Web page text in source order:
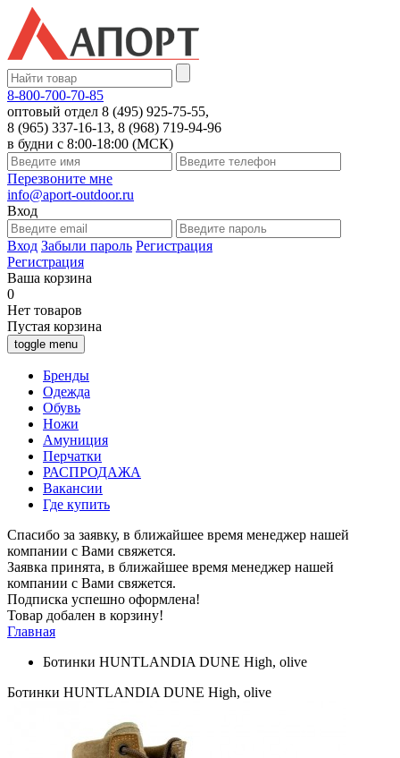
8-800-700-70-85
оптовый отдел 8 (495) 925-75-55,
8 (965) 337-16-13, 8 (968) 719-94-96
в будни с 8:00-18:00 (МСК)
Перезвоните мне
info@aport-outdoor.ru
Вход
Вход Забыли пароль Регистрация
Регистрация
Ваша корзина
0
Нет товаров
Пустая корзина
toggle menu
Бренды
Одежда
Обувь
Ножи
Амуниция
Перчатки
РАСПРОДАЖА
Вакансии
Где купить
Спасибо за заявку, в ближайшее время менеджер нашей
компании с Вами свяжется.
Заявка принята, в ближайшее время менеджер нашей
компании с Вами свяжется.
Подписка успешно оформлена!
Товар добален в корзину!
Главная
Ботинки HUNTLANDIA DUNE High, olive
Ботинки HUNTLANDIA DUNE High, olive